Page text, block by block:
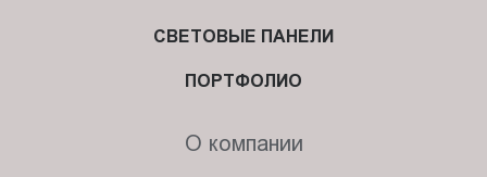
СВЕТОВЫЕ ПАНЕЛИ
ПОРТФОЛИО
О компании